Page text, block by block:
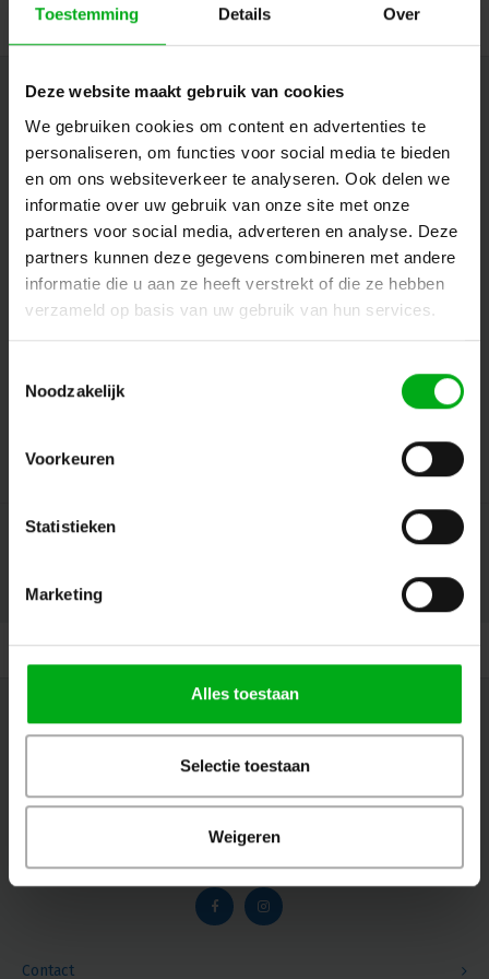
Toestemming Details Over
Deze website maakt gebruik van cookies
We gebruiken cookies om content en advertenties te
personaliseren, om functies voor social media te bieden
en om ons websiteverkeer te analyseren. Ook delen we
informatie over uw gebruik van onze site met onze
partners voor social media, adverteren en analyse. Deze
partners kunnen deze gegevens combineren met andere
informatie die u aan ze heeft verstrekt of die ze hebben
verzameld op basis van uw gebruik van hun services.
Noodzakelijk
Voorkeuren
Statistieken
Marketing
Alles toestaan
Selectie toestaan
Weigeren
Nieuwsbrief
Ontvang de laatste updates, nieuws en aanbiedingen via email
Volg ons
Klantenservice
© Copyright 2026 Megalight sa/nv - Theme by Shopmonkey
Contact
Nieuwsbrief
Ontvang de laatste updates, nieuws en aanbiedingen via email